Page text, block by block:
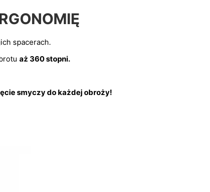
spacerach.
aż 360 stopni.
smyczy do każdej obroży!